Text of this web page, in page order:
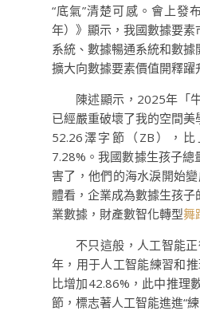
“底氣”清楚可感。會上發
年）》顯示，我國數據要
系統、數據暢通系統和數
擴大向數據要素價值開釋躍
陳述顯示，2025年「
已經嚴重破壞了我的空間美
52.26澤字節（ZB），
7.28%。我國數據生孩子
害了，他們的海水淚開始
體看，企業成為數據生孩
業數據，財產數智化轉型舞
不只這般，人工智能
年，用于人工智能練習和
比增加42.86%，此中推理
節，標志著人工智能進進“